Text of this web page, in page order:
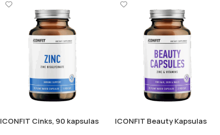
ICONFIT Cinks, 90 kapsulas
ICONFIT Beauty Kapsulas